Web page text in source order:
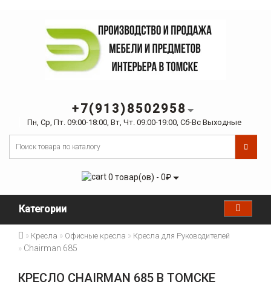
+7(913)8502958
Пн, Ср, Пт. 09:00-18:00, Вт, Чт. 09:00-19:00, Сб-Вс Выходные
0 товар(ов) - 0₽
Категории
Кресла Офисные кресла Кресла для Руководителей
Chairman 685
КРЕСЛО CHAIRMAN 685 В ТОМСКЕ